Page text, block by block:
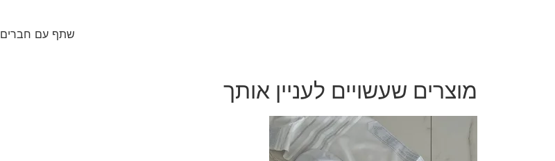
שתף עם חברים
מוצרים שעשויים לעניין אותך